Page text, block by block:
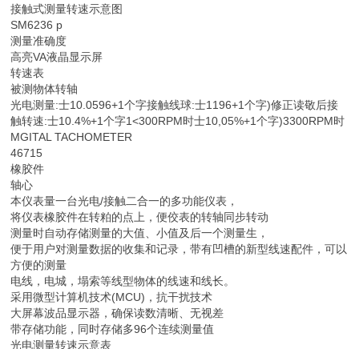
接触式测量转速示意图
SM6236 p
测量准确度
高亮VA液晶显示屏
转速表
被测物体转轴
光电测量:士10.0596+1个字接触线球:士1196+1个字)修正读敬后接
触转速:士10.4%+1个字1<300RPM时士10,05%+1个字)3300RPM时
MGITAL TACHOMETER
46715
橡胶件
轴心
本仪表量一台光电/接触二合一的多功能仪表，
将仪表橡胶件在转粕的点上，便佼表的转轴同步转动
测量时自动存储测量的大值、小值及后一个测量生，
便于用户对测量数据的收集和记录，带有凹槽的新型线速配件，可以
方便的测量
电线，电城，塌索等线型物体的线速和线长。
采用微型计算机技术(MCU)，抗干扰技术
大屏幕波品显示器，确保读数清晰、无视差
带存储功能，同时存储多96个连续测量值
光电测量转速示意表